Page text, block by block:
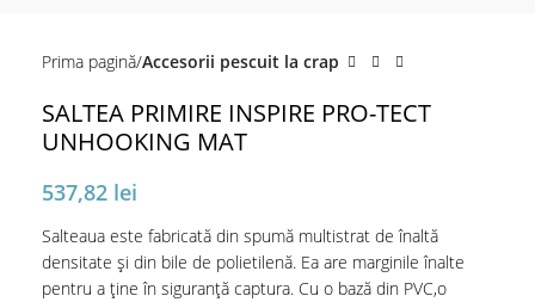
Prima pagină Accesorii pescuit la crap
SALTEA PRIMIRE INSPIRE PRO-TECT
UNHOOKING MAT
537,82 lei
Salteaua este fabricată din spumă multistrat de înaltă
densitate și din bile de polietilenă. Ea are marginile înalte
pentru a ține în siguranță captura. Cu o bază din PVC,o